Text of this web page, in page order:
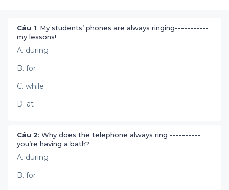
Câu 1: My students’ phones are always ringing-----------
my lessons!
A. during
B. for
C. while
D. at
Câu 2: Why does the telephone always ring ----------
you’re having a bath?
A. during
B. for